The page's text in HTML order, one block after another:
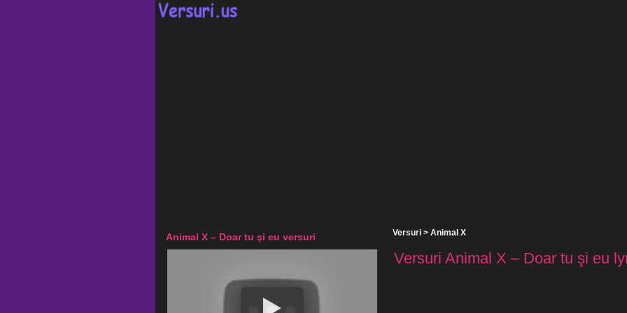
Versuri > Animal X
Versuri Animal X – Doar tu şi eu
Animal X – Doar tu şi eu versuri